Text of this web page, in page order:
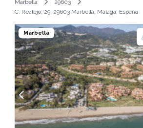
Marbella
29603
C. Realejo, 29, 29603 Marbella, Málaga, España
Marbella